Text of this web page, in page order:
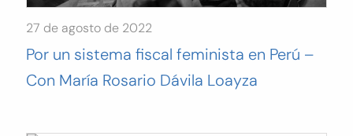
27 de agosto de 2022
Por un sistema fiscal feminista en Perú –
Con María Rosario Dávila Loayza